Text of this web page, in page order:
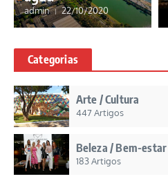
admin 22/10/2020
Categorias
Arte / Cultura
447 Artigos
Beleza / Bem-estar
183 Artigos